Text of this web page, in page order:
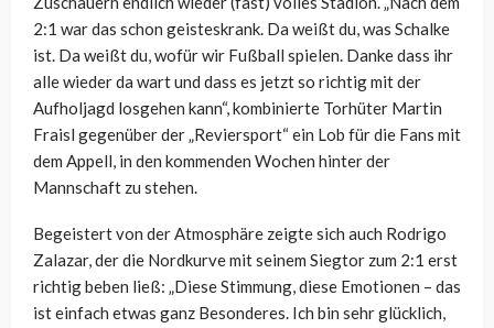
2:1 war das schon geisteskrank. Da weißt du, was Schalke
ist. Da weißt du, wofür wir Fußball spielen. Danke dass ihr
alle wieder da wart und dass es jetzt so richtig mit der
Aufholjagd losgehen kann“, kombinierte Torhüter Martin
Fraisl gegenüber der „Reviersport“ ein Lob für die Fans mit
dem Appell, in den kommenden Wochen hinter der
Mannschaft zu stehen.
Begeistert von der Atmosphäre zeigte sich auch Rodrigo
Zalazar, der die Nordkurve mit seinem Siegtor zum 2:1 erst
richtig beben ließ: „Diese Stimmung, diese Emotionen – das
ist einfach etwas ganz Besonderes. Ich bin sehr glücklich,